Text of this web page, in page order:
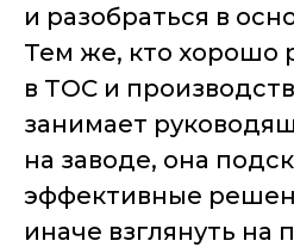
и разобраться в
Тем же, кто хорошо
в ТОС и
занимает
на заводе, она
эффективные
иначе взглянуть